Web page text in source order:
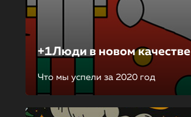
+1Люди в новом качестве
Что мы успели за 2020 год